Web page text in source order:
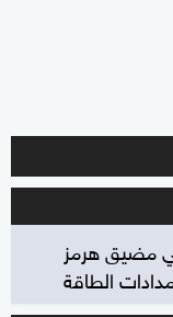
مضيق هرمز
الطاقة